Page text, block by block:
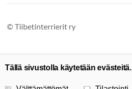
©Tiibetinterrierit ry
Tällä sivustolla käytetään evästeitä.
Valitse käytettävät evästeet